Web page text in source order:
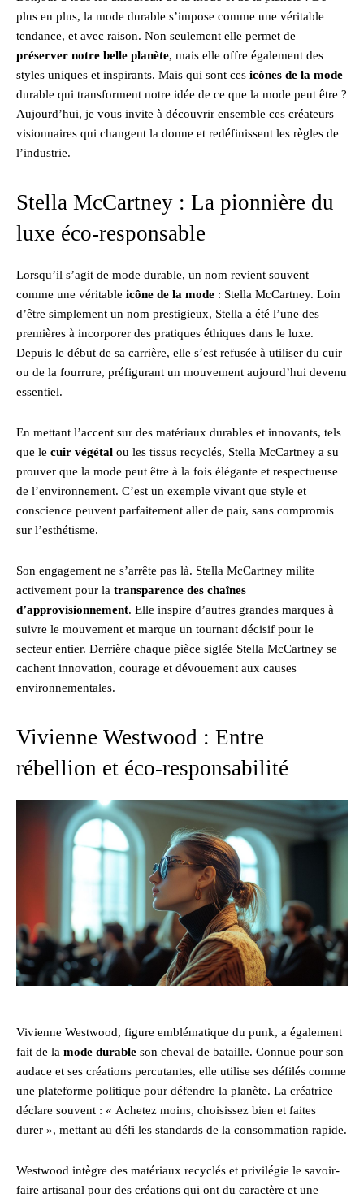
plus en plus, la mode durable s’impose comme une véritable
tendance, et avec raison. Non seulement elle permet de
préserver notre belle planète, mais elle offre également des
styles uniques et inspirants. Mais qui sont ces icônes de la mode
durable qui transforment notre idée de ce que la mode peut être ?
Aujourd’hui, je vous invite à découvrir ensemble ces créateurs
visionnaires qui changent la donne et redéfinissent les règles de
l’industrie.
Stella McCartney : La pionnière du
luxe éco-responsable
Lorsqu’il s’agit de mode durable, un nom revient souvent
comme une véritable icône de la mode : Stella McCartney. Loin
d’être simplement un nom prestigieux, Stella a été l’une des
premières à incorporer des pratiques éthiques dans le luxe.
Depuis le début de sa carrière, elle s’est refusée à utiliser du cuir
ou de la fourrure, préfigurant un mouvement aujourd’hui devenu
essentiel.
En mettant l’accent sur des matériaux durables et innovants, tels
que le cuir végétal ou les tissus recyclés, Stella McCartney a su
prouver que la mode peut être à la fois élégante et respectueuse
de l’environnement. C’est un exemple vivant que style et
conscience peuvent parfaitement aller de pair, sans compromis
sur l’esthétisme.
Son engagement ne s’arrête pas là. Stella McCartney milite
activement pour la transparence des chaînes
d’approvisionnement. Elle inspire d’autres grandes marques à
suivre le mouvement et marque un tournant décisif pour le
secteur entier. Derrière chaque pièce siglée Stella McCartney se
cachent innovation, courage et dévouement aux causes
environnementales.
Vivienne Westwood : Entre
rébellion et éco-responsabilité
Vivienne Westwood, figure emblématique du punk, a également
fait de la mode durable son cheval de bataille. Connue pour son
audace et ses créations percutantes, elle utilise ses défilés comme
une plateforme politique pour défendre la planète. La créatrice
déclare souvent : « Achetez moins, choisissez bien et faites
durer », mettant au défi les standards de la consommation rapide.
Westwood intègre des matériaux recyclés et privilégie le savoir-
faire artisanal pour des créations qui ont du caractère et une